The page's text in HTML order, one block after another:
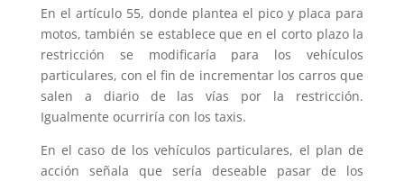
En el artículo 55, donde plantea el pico y placa para
motos, también se establece que en el corto plazo la
restricción se modificaría para los vehículos
particulares, con el fin de incrementar los carros que
salen a diario de las vías por la restricción.
Igualmente ocurriría con los taxis.
En el caso de los vehículos particulares, el plan de
acción señala que sería deseable pasar de los